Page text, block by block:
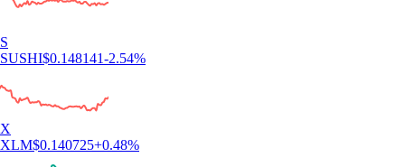
S
SUSHI$0.148141-2.54%
X
XLM$0.140725+0.48%